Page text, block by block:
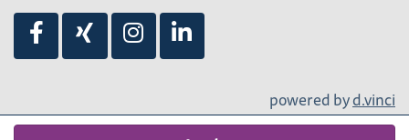
powered byd.vinci